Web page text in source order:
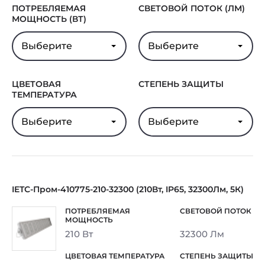
ПОТРЕБЛЯЕМАЯ
МОЩНОСТЬ (ВТ)
Выберите
СВЕТОВОЙ ПОТОК (ЛМ)
Выберите
ЦВЕТОВАЯ
ТЕМПЕРАТУРА
Выберите
СТЕПЕНЬ ЗАЩИТЫ
Выберите
IETC-Пром-410775-210-32300 (210Вт, IP65, 32300Лм, 5К)
210 Вт 32300 Лм